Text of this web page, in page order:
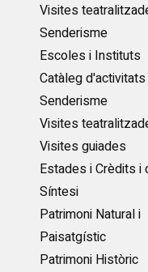
Visites
Senderisme
Escoles i Instituts
Catàleg d'activitats
Senderisme
Visites
Visites guiades
Estades i Crèdits i
Síntesi
Patrimoni Natural i
Paisatgístic
Patrimoni Històric